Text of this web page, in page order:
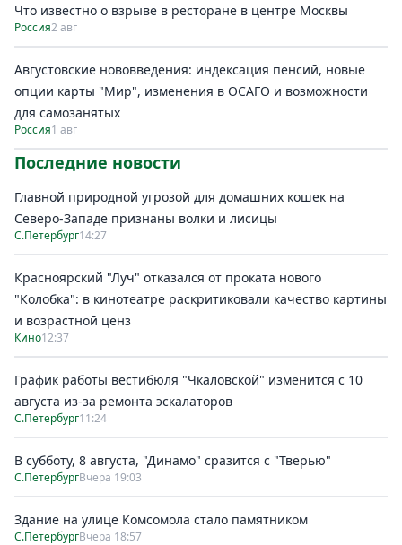
Что известно о взрыве в ресторане в центре Москвы
Россия2 авг
Августовские нововведения: индексация пенсий, новые
опции карты "Мир", изменения в ОСАГО и возможности
для самозанятых
Россия1 авг
Последние новости
Главной природной угрозой для домашних кошек на
Северо-Западе признаны волки и лисицы
С.Петербург14:27
Красноярский "Луч" отказался от проката нового
"Колобка": в кинотеатре раскритиковали качество картины
и возрастной ценз
Кино12:37
График работы вестибюля "Чкаловской" изменится с 10
августа из-за ремонта эскалаторов
С.Петербург11:24
В субботу, 8 августа, "Динамо" сразится с "Тверью"
С.ПетербургВчера 19:03
Здание на улице Комсомола стало памятником
С.ПетербургВчера 18:57